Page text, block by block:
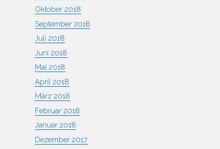
Oktober 2018
September 2018
Juli 2018
Juni 2018
Mai 2018
April 2018
März 2018
Februar 2018
Januar 2018
Dezember 2017